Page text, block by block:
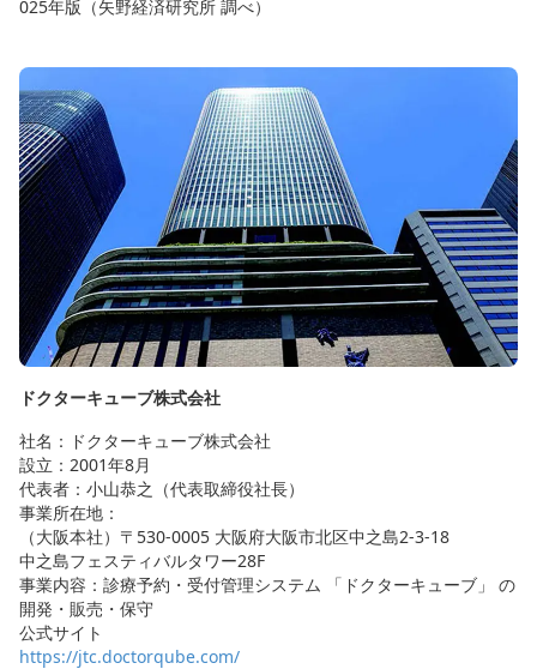
025年版（矢野経済研究所 調べ）
ドクターキューブ株式会社
社名：ドクターキューブ株式会社
設立：2001年8月
代表者：小山恭之（代表取締役社長）
事業所在地：
（大阪本社）〒530-0005 大阪府大阪市北区中之島2-3-18
中之島フェスティバルタワー28F
事業内容：診療予約・受付管理システム 「ドクターキューブ」 の
開発・販売・保守
公式サイト
https://jtc.doctorqube.com/